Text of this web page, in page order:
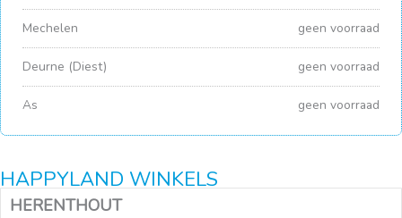
Mechelen geen voorraad
Deurne (Diest) geen voorraad
As geen voorraad
HAPPYLAND WINKELS
HERENTHOUT